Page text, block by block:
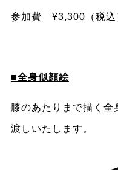
参加費 ¥3,300（税込
■全身似顔絵
膝のあたりまで描く全
渡しいたします。